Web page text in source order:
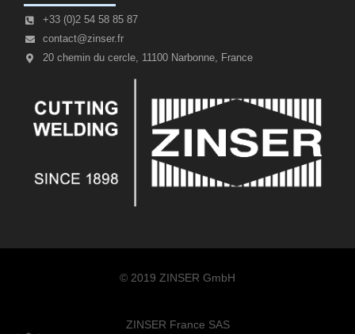
+33 (0)2 54 58 85 87
contact@zinser.fr
20 chemin du cercle, 11100 Narbonne, France
© 2019 ZINSER GmbH
ZINSER France SAS